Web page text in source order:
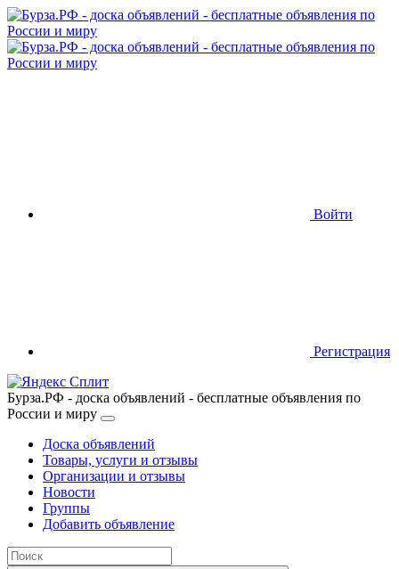
Войти
Регистрация
Бурза.РФ - доска объявлений - бесплатные объявления по
России и миру
Доска объявлений
Товары, услуги и отзывы
Организации и отзывы
Новости
Группы
Добавить объявление